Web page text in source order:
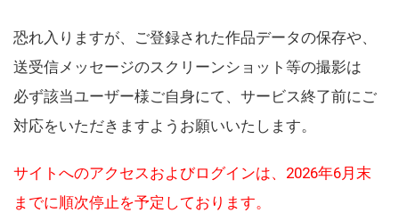
恐れ入りますが、ご登録された作品データの保存や、
送受信メッセージのスクリーンショット等の撮影は
必ず該当ユーザー様ご自身にて、サービス終了前にご
対応をいただきますようお願いいたします。
サイトへのアクセスおよびログインは、2026年6月末
までに順次停止を予定しております。